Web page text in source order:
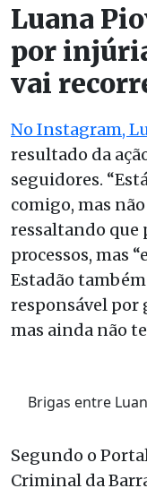
Luana
por
vai
No Instagram,
resultado da
seguidores.
comigo, mas
ressaltando que
processos, mas
Estadão
responsável por
mas ainda não
Brigas entre
Segundo o
Criminal da